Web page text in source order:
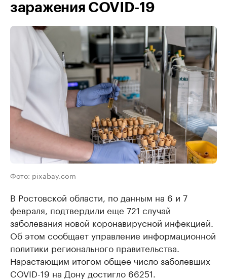
заражения COVID-19
Фото: pixabay.com
В Ростовской области, по данным на 6 и 7
февраля, подтвердили еще 721 случай
заболевания новой коронавирусной инфекцией.
Об этом сообщает управление информационной
политики регионального правительства.
Нарастающим итогом общее число заболевших
COVID-19 на Дону достигло 66251.